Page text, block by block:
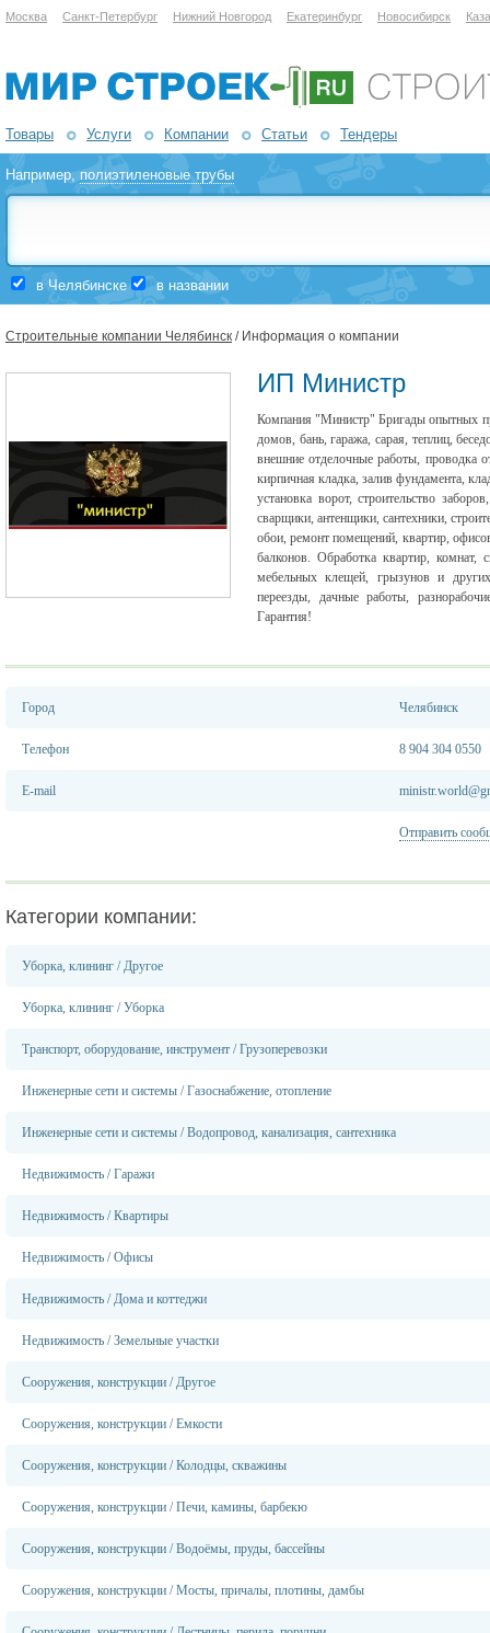
Москва Санкт-Петербург Нижний Новгород Екатеринбург Новосибирск
Товары Услуги Компании Статьи Тендеры
Например,полиэтиленовые трубы
в Челябинске в названии
Строительные компании Челябинск / Информация о компании
ИП Министр
Компания "Министр" Бригады опытных
домов, бань, гаража, сарая, теплиц,
внешние отделочные работы, проводка
кирпичная кладка, залив фундамента,
установка ворот, строительство
сварщики, антенщики, сантехники,
обои, ремонт помещений, квартир,
балконов. Обработка квартир,
мебельных клещей, грызунов и
переезды, дачные работы,
Гарантия!
Город Челябинск
Телефон 8 904 304 0550
E-mail
Отправить
Категории компании:
Уборка, клининг /Другое
Уборка, клининг /Уборка
Транспорт, оборудование, инструмент /Грузоперевозки
Инженерные сети и системы /Газоснабжение, отопление
Инженерные сети и системы /Водопровод, канализация, сантехника
Недвижимость /Гаражи
Недвижимость /Квартиры
Недвижимость /Офисы
Недвижимость /Дома и коттеджи
Недвижимость /Земельные участки
Сооружения, конструкции /Другое
Сооружения, конструкции /Емкости
Сооружения, конструкции /Колодцы, скважины
Сооружения, конструкции /Печи, камины, барбекю
Сооружения, конструкции /Водоёмы, пруды, бассейны
Сооружения, конструкции /Мосты, причалы, плотины, дамбы